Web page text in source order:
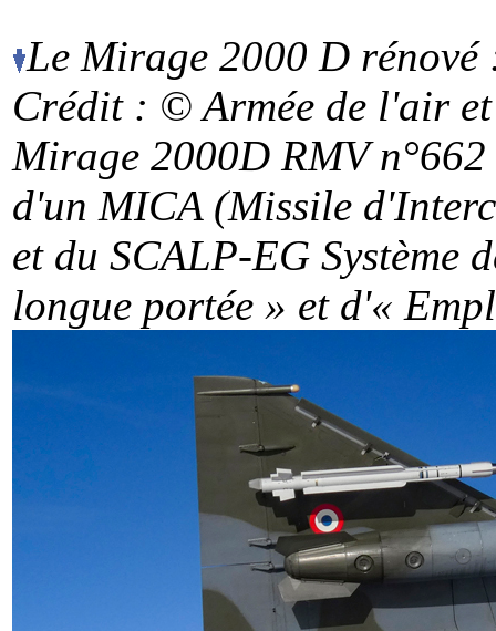
Le Mirage 2000 D rénové
Crédit : © Armée de l'air
Mirage 2000D RMV
d'un MICA (Missile
et du SCALP-EG Système
longue portée » et d'«